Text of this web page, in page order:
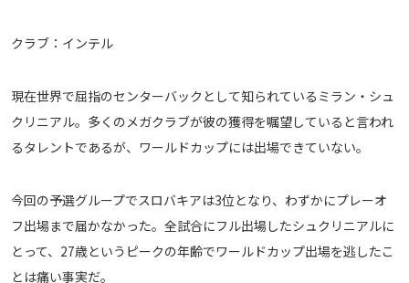
クラブ：インテル
現在世界で屈指のセンターバックとして知られているミラン・シュ
クリニアル。多くのメガクラブが彼の獲得を嘱望していると言われ
るタレントであるが、ワールドカップには出場できていない。
今回の予選グループでスロバキアは3位となり、わずかにプレーオ
フ出場まで届かなかった。全試合にフル出場したシュクリニアルに
とって、27歳というピークの年齢でワールドカップ出場を逃したこ
とは痛い事実だ。